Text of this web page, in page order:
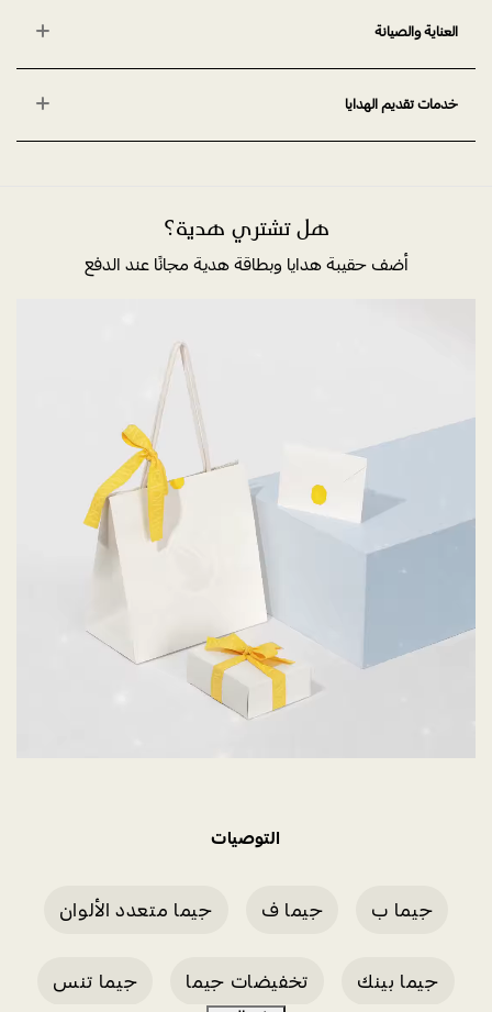
العناية والصيانة
خدمات تقديم الهدايا
هل تشتري هدية؟
أضف حقيبة هدايا وبطاقة هدية مجانًا عند الدفع
التوصيات
جيما ب جيما ف جيما متعدد الألوان
جيما بينك تخفيضات جيما جيما تنس